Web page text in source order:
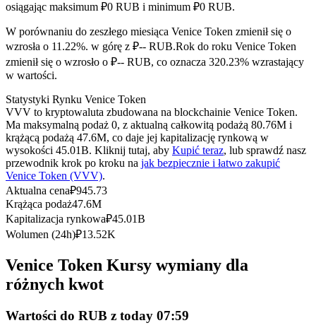
Kontrakty futures wykorzystujące USDC jako zabezpieczenie
Kopiowanie Transakcji
Dołącz do najlepszych traderów
osiągając maksimum ₽0 RUB i minimum ₽0 RUB.
W porównaniu do zeszłego miesiąca Venice Token zmienił się o
wzrosła o 11.22%. w górę z ₽-- RUB.Rok do roku Venice Token
zmienił się o wzrosło o ₽-- RUB, co oznacza 320.23% wzrastający
w wartości.
Statystyki Rynku Venice Token
VVV to kryptowaluta zbudowana na blockchainie Venice Token.
Ma maksymalną podaż 0, z aktualną całkowitą podażą 80.76M i
krążącą podażą 47.6M, co daje jej kapitalizację rynkową w
wysokości 45.01B. Kliknij tutaj, aby Kupić teraz, lub sprawdź nasz
przewodnik krok po kroku na jak bezpiecznie i łatwo zakupić
Venice Token (VVV).
Aktualna cena₽945.73
Krążąca podaż47.6M
Kapitalizacja rynkowa₽45.01B
Wolumen (24h)₽13.52K
Venice Token Kursy wymiany dla
różnych kwot
Wartości do RUB z today 07:59